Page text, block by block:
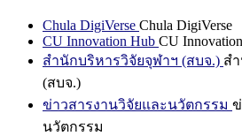
Chula DigiVerse Chula DigiVerse
CU Innovation Hub CU
สำนักบริหารวิจัยจุฬาฯ (สบจ.) ส
(สบจ.)
ข่าวสารงานวิจัยและนวัตกรรม
นวัตกรรม